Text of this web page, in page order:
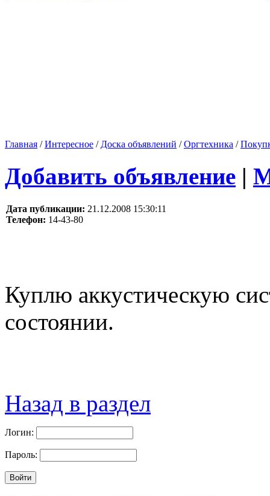
Главная /Интересное / Доска объявлений /Оргтехника /
Добавить объявление |
Дата публикации: 21.12.2008 15:30:11
Телефон: 14-43-80
Куплю аккустическую
состоянии.
Назад в раздел
Логин:
Пароль: